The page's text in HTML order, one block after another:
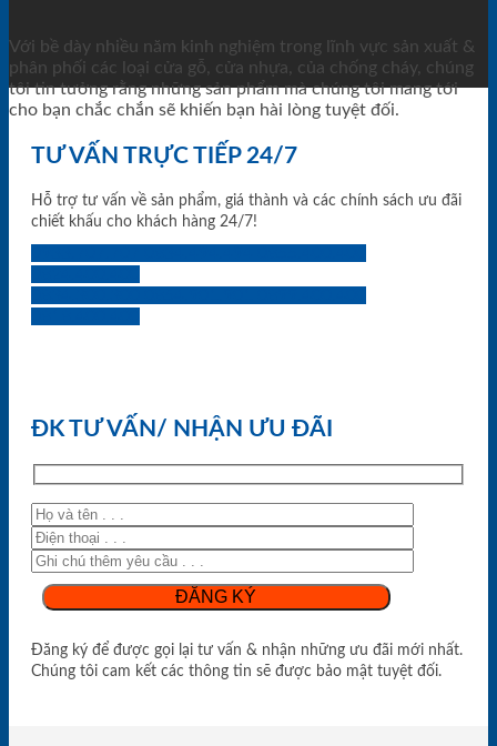
Với bề dày nhiều năm kinh nghiệm trong lĩnh vực sản xuất &
phân phối các loại cửa gỗ, cửa nhựa, của chống cháy, chúng
tôi tin tưởng rằng những sản phẩm mà chúng tôi mang tới
cho bạn chắc chắn sẽ khiến bạn hài lòng tuyệt đối.
TƯ VẤN TRỰC TIẾP 24/7
Hỗ trợ tư vấn về sản phẩm, giá thành và các chính sách ưu đãi
chiết khấu cho khách hàng 24/7!
ĐK TƯ VẤN/ NHẬN ƯU ĐÃI
Đăng ký để được gọi lại tư vấn & nhận những ưu đãi mới nhất.
Chúng tôi cam kết các thông tin sẽ được bảo mật tuyệt đối.